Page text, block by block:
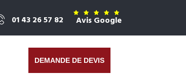
01 43 26 57 82 Avis Google
DEMANDE DE DEVIS